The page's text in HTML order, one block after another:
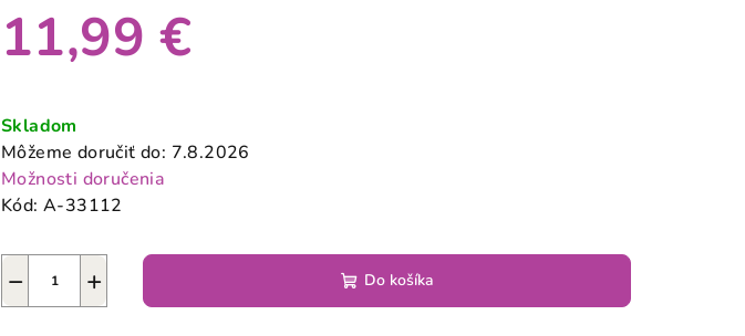
je
0,0
hviezdičiek.
11,99 €
cena:
Skladom
Môžeme doručiť do: 7.8.2026
Možnosti doručenia
Kód: A-33112
+
− Do košíka